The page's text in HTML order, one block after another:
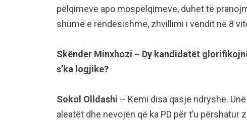
pëlqimeve apo mospëlqimeve, duhet të
shumë e rëndësishme, zhvillimi i vendit në 8
Skënder Minxhozi – Dy kandidatët
s’ka logjike?
Sokol Olldashi – Kemi disa qasje ndryshe.
aleatët dhe nevojën që ka PD për t’u